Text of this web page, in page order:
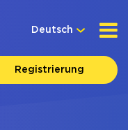
Deutsch
Registrierung